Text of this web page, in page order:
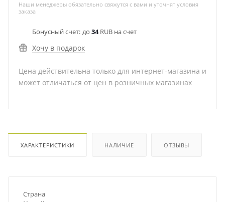
Наши менеджеры обязательно свяжутся с вами и уточнят условия
заказа
Бонусный счет: до 34RUB на счет
Хочу в подарок
Цена действительна только для интернет-магазина и
может отличаться от цен в розничных магазинах
ХАРАКТЕРИСТИКИ НАЛИЧИЕ ОТЗЫВЫ
Страна